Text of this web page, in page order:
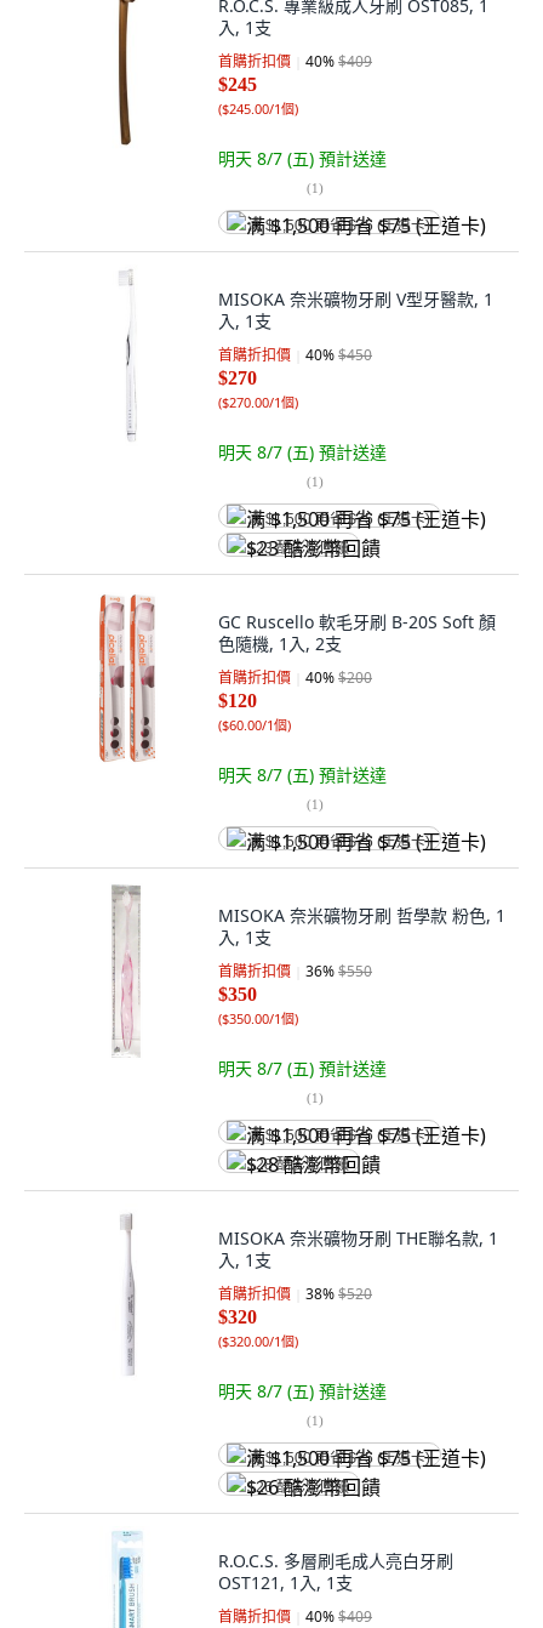
R.O.C.S. 專業級成人牙刷 OST085, 1
入, 1支
首購折扣價 40%$409
$245
($245.00/1個)
明天 8/7 (五) 預計送達
(1)
满 $1,500 再省 $75 (王道卡)
MISOKA 奈米礦物牙刷 V型牙醫款, 1
入, 1支
首購折扣價 40%$450
$270
($270.00/1個)
明天 8/7 (五) 預計送達
(1)
满 $1,500 再省 $75 (王道卡)
$23 酷澎幣回饋
GC Ruscello 軟毛牙刷 B-20S Soft 顏
色隨機, 1入, 2支
首購折扣價 40%$200
$120
($60.00/1個)
明天 8/7 (五) 預計送達
(1)
满 $1,500 再省 $75 (王道卡)
MISOKA 奈米礦物牙刷 哲學款 粉色, 1
入, 1支
首購折扣價 36%$550
$350
($350.00/1個)
明天 8/7 (五) 預計送達
(1)
满 $1,500 再省 $75 (王道卡)
$28 酷澎幣回饋
MISOKA 奈米礦物牙刷 THE聯名款, 1
入, 1支
首購折扣價 38%$520
$320
($320.00/1個)
明天 8/7 (五) 預計送達
(1)
满 $1,500 再省 $75 (王道卡)
$26 酷澎幣回饋
R.O.C.S. 多層刷毛成人亮白牙刷
OST121, 1入, 1支
首購折扣價 40%$409